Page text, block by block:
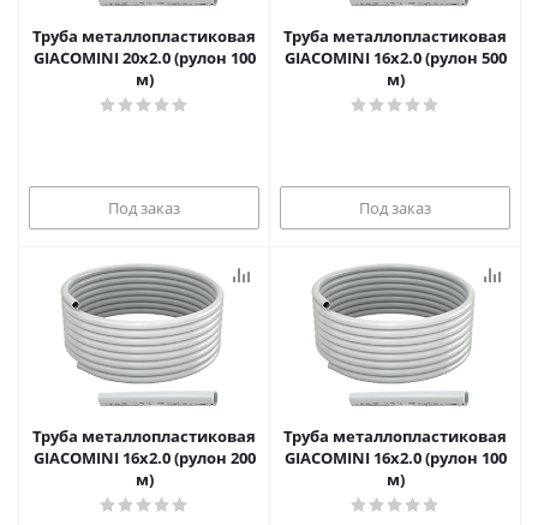
Труба металлопластиковая
GIACOMINI 20х2.0 (рулон 100
м)
Под заказ
Труба металлопластиковая
GIACOMINI 16х2.0 (рулон 500
м)
Под заказ
Труба металлопластиковая
GIACOMINI 16х2.0 (рулон 200
м)
Труба металлопластиковая
GIACOMINI 16х2.0 (рулон 100
м)